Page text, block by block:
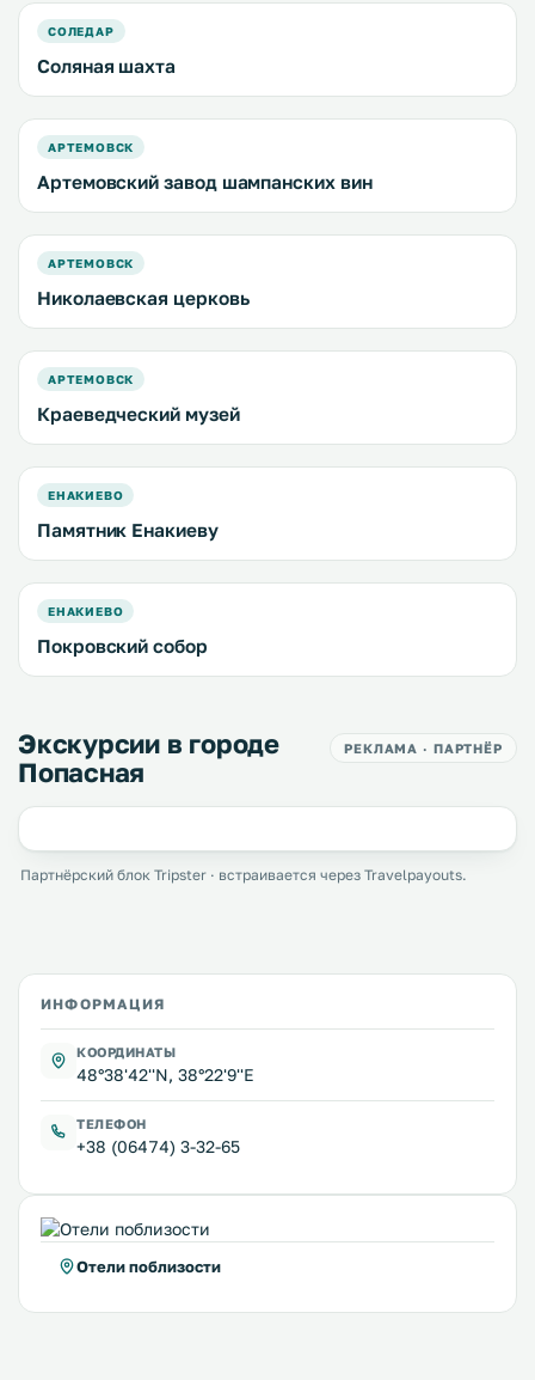
СОЛЕДАР
Соляная шахта
АРТЕМОВСК
Артемовский завод шампанских вин
АРТЕМОВСК
Николаевская церковь
АРТЕМОВСК
Краеведческий музей
ЕНАКИЕВО
Памятник Енакиеву
ЕНАКИЕВО
Покровский собор
Экскурсии в городе
Попасная
РЕКЛАМА · ПАРТНЁР
Партнёрский блок Tripster · встраивается через Travelpayouts.
ИНФОРМАЦИЯ
КООРДИНАТЫ
48°38'42''N, 38°22'9''E
ТЕЛЕФОН
+38 (06474) 3-32-65
Отели поблизости